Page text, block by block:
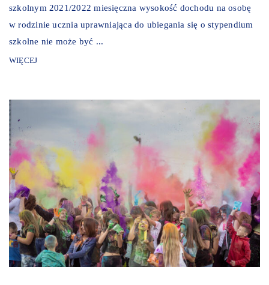
szkolnym 2021/2022 miesięczna wysokość dochodu na osobę
w rodzinie ucznia uprawniająca do ubiegania się o stypendium
szkolne nie może być ...
WIĘCEJ